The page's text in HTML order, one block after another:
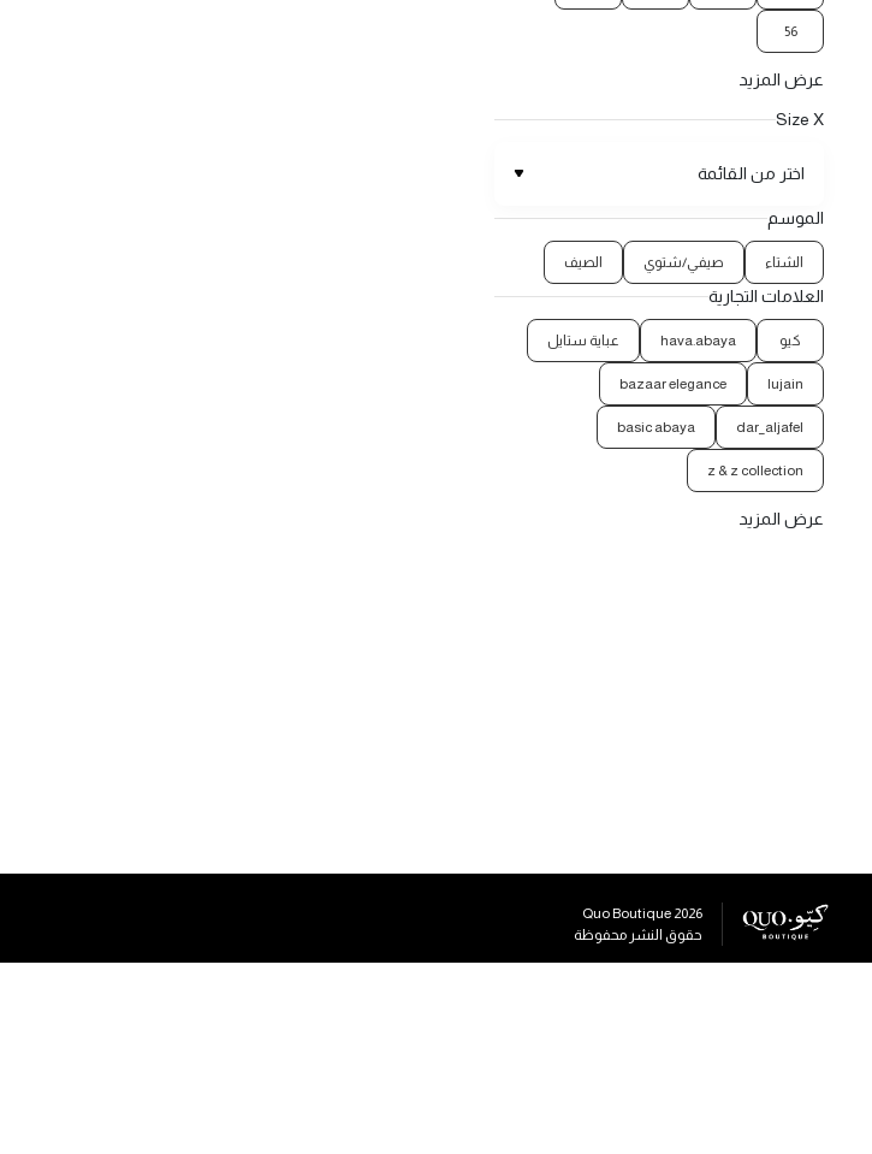
56
عرض المزيد
Size X
اختر من القائمة
الموسم
الشتاء صيفي/شتوي الصيف
العلامات التجارية
كيو hava.abaya عباية ستايل
lujain
bazaar elegance
dar_aljafel
basic abaya
z & z collection
عرض المزيد
2026
Quo Boutique
حقوق النشر محفوظة